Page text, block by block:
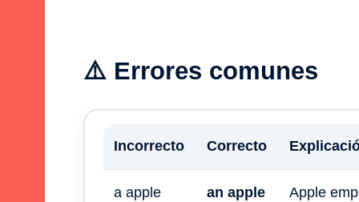
⚠️ Errores comunes
Incorrecto Correcto
a apple an apple Apple